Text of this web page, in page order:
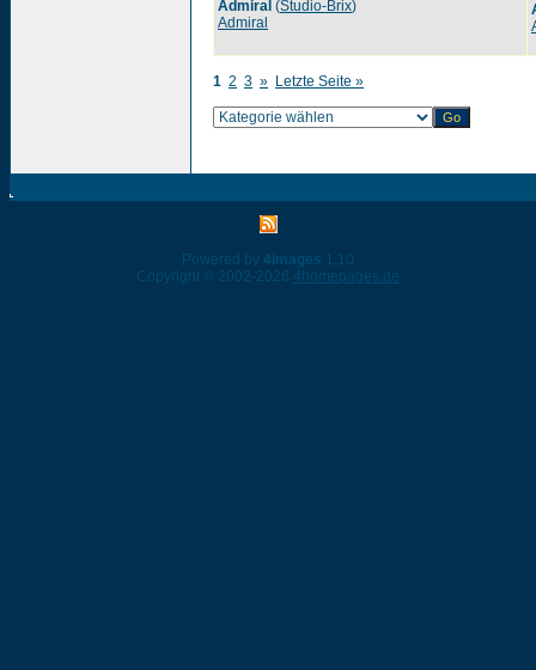
Admiral (Studio-Brix)
Admiral
1 2 3 » Letzte Seite »
Powered by 4images 1.10
Copyright © 2002-2026 4homepages.de